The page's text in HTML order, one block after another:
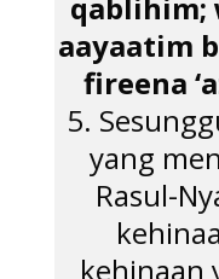
aayaatim
fireena
5.
yang
Rasul-
kehinaan